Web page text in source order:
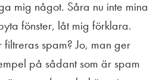
mig något. Såra nu inte mina
fönster, låt mig förklara.
filtreras spam? Jo, man ger
på sådant som är spam